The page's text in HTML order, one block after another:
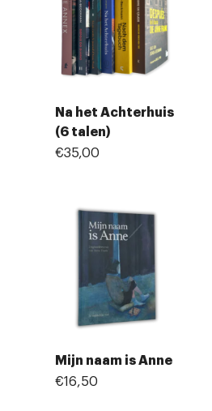
Na het Achterhuis
(6 talen)
€35,00
Mijn naam is Anne
€16,50